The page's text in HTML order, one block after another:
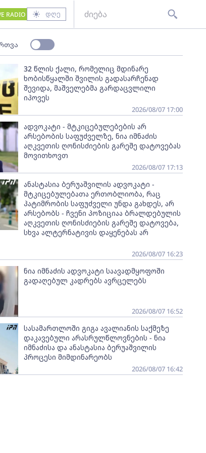
RADIO დღე
32 წლის ქალი, რომელიც მდინარე
ხობისწყალში შვილის გადასარჩენად
შევიდა, მაშველებმა გარდაცვლილი
იპოვეს
2026/08/07 17:00
ადვოკატი - მტკიცებულებების არ
არსებობის საფუძველზე, ნია იმნაძის
აღკვეთის ღონისძიების გარეშე დატოვებას
მოვითხოვთ
2026/08/07 17:13
ანასტასია ბერუაშვილის ადვოკატი -
მტკიცებულებათა ერთობლიობა, რაც
პატიმრობის საფუძველი უნდა გახდეს, არ
არსებობს - ჩვენი პოზიციაა ბრალდებულის
აღკვეთის ღონისძიების გარეშე დატოვება,
სხვა ალტერნატივის დაყენებას არ
2026/08/07 16:23
ნია იმნაძის ადვოკატი საავადმყოფოში
გადაღებულ კადრებს ავრცელებს
2026/08/07 16:52
სასამართლოში გიგა ავალიანის საქმეზე
დაკავებული არასრულწლოვნების - ნია
იმნაძისა და ანასტასია ბერუაშვილის
პროცესი მიმდინარეობს
2026/08/07 16:42